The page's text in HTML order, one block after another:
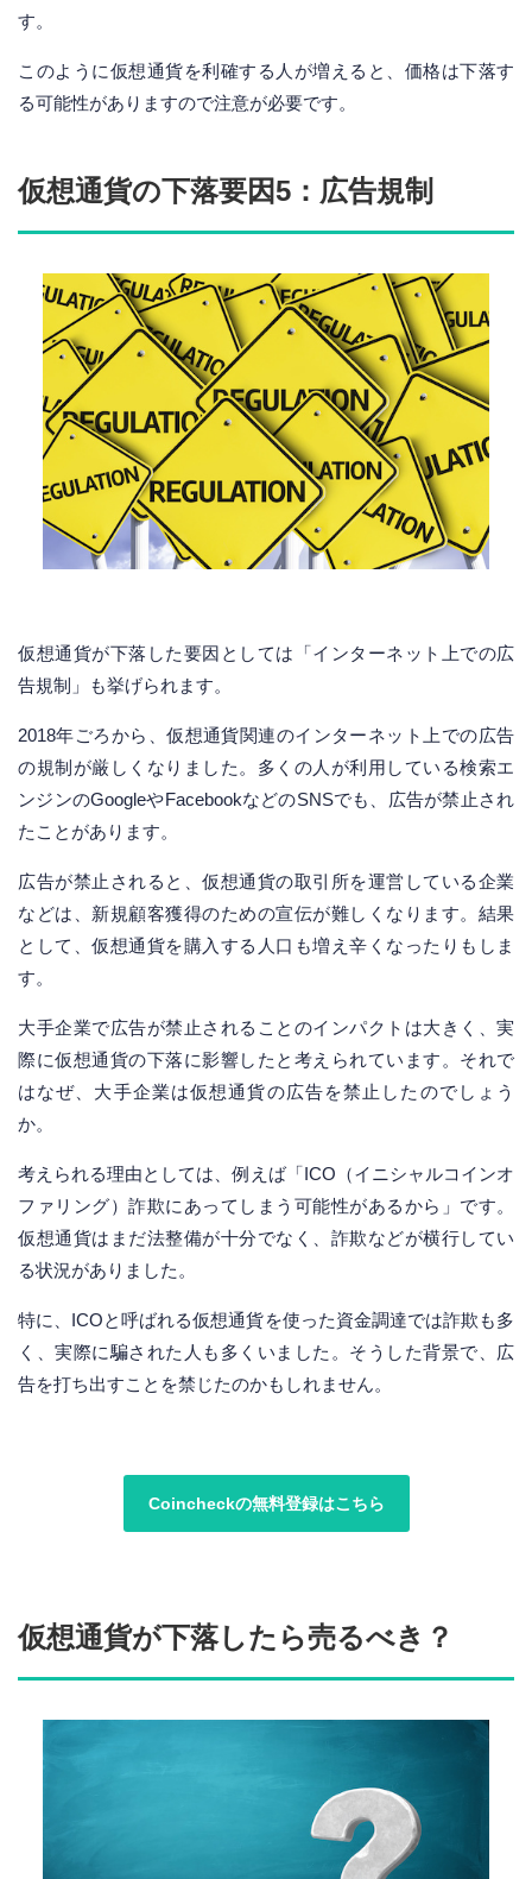
す。
このように仮想通貨を利確する人が増えると、価格は下落す
る可能性がありますので注意が必要です。
仮想通貨の下落要因5：広告規制
仮想通貨が下落した要因としては「インターネット上での広
告規制」も挙げられます。
2018年ごろから、仮想通貨関連のインターネット上での広告
の規制が厳しくなりました。多くの人が利用している検索エ
ンジンのGoogleやFacebookなどのSNSでも、広告が禁止され
たことがあります。
広告が禁止されると、仮想通貨の取引所を運営している企業
などは、新規顧客獲得のための宣伝が難しくなります。結果
として、仮想通貨を購入する人口も増え辛くなったりもしま
す。
大手企業で広告が禁止されることのインパクトは大きく、実
際に仮想通貨の下落に影響したと考えられています。それで
はなぜ、大手企業は仮想通貨の広告を禁止したのでしょう
か。
考えられる理由としては、例えば「ICO（イニシャルコインオ
ファリング）詐欺にあってしまう可能性があるから」です。
仮想通貨はまだ法整備が十分でなく、詐欺などが横行してい
る状況がありました。
特に、ICOと呼ばれる仮想通貨を使った資金調達では詐欺も多
く、実際に騙された人も多くいました。そうした背景で、広
告を打ち出すことを禁じたのかもしれません。
Coincheckの無料登録はこちら
仮想通貨が下落したら売るべき？